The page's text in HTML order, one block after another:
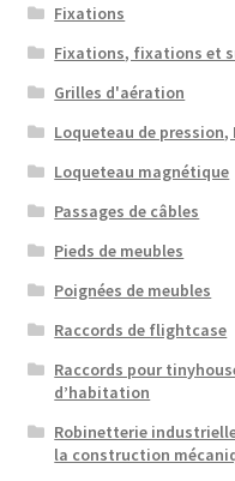
Fixations
Fixations, fixations et
Grilles d'aération
Loqueteau de
Loqueteau magnétique
Passages de câbles
Pieds de meubles
Poignées de meubles
Raccords de flightcase
Raccords pour
d’habitation
Robinetterie
la construction